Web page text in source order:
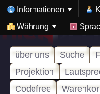
Informationen
Währung
über uns Suche
Projektion
Codefree